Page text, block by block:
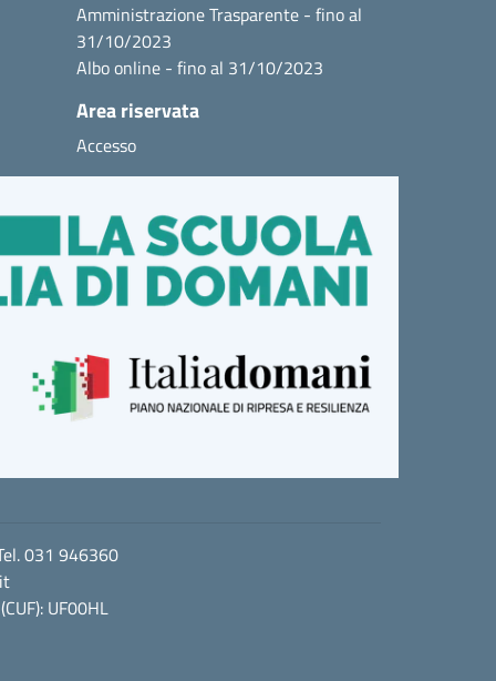
Amministrazione Trasparente - fino al
31/10/2023
Albo online - fino al 31/10/2023
Area riservata
Accesso
031 946360
UF00HL